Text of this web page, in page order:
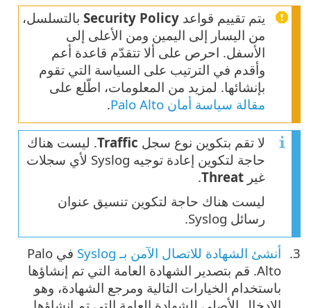
يتم تقييم قواعد Security Policy بالتسلسل،
من اليسار إلى اليمين ومن الأعلى إلى
الأسفل. احرص على ألا تتقدّم قاعدة أعم
وأقدم في الترتيب على السياسة التي تقوم
بإنشائها. لمزيد من المعلومات، اطّلع على
مقالة سياسة أمان Palo Alto
.
لا تقم بتكوين نوع سجل Traffic. ليست هناك
حاجة لتكوين إعادة توجيه Syslog لأي سجلات
غير Threat
.
ليست هناك حاجة لتكوين تنسيق عنوان
رسائل Syslog.
أنشئ الشهادة للاتصال الآمن بـ Syslog
في Palo
Alto. قم بتصدير الشهادة العامة التي تم إنشاؤها
باستخدام الخيارات التالية ومرجع الشهادة، وهو